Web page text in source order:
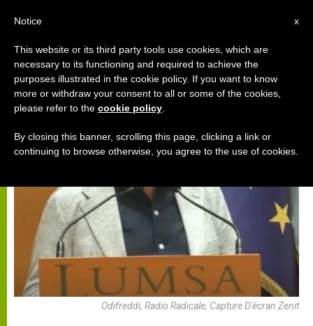
البابا بندكتس السادس عشر,كتب
Odifreddi, Radio Radicale, Capture D'écran Zenit
x
Notice
This website or its third party tools use cookies, which are
necessary to its functioning and required to achieve the
purposes illustrated in the cookie policy. If you want to know
more or withdraw your consent to all or some of the cookies,
please refer to the cookie policy
By closing this banner, scrolling this page, clicking a link or
continuing to browse otherwise, you agree to the use of cookies.